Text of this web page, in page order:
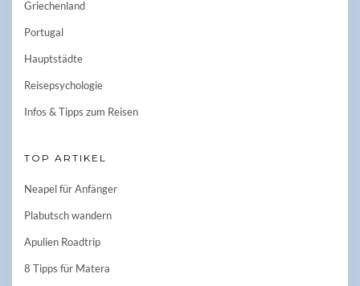
Griechenland
Portugal
Hauptstädte
Reisepsychologie
Infos & Tipps zum Reisen
TOP ARTIKEL
Neapel für Anfänger
Plabutsch wandern
Apulien Roadtrip
8 Tipps für Matera